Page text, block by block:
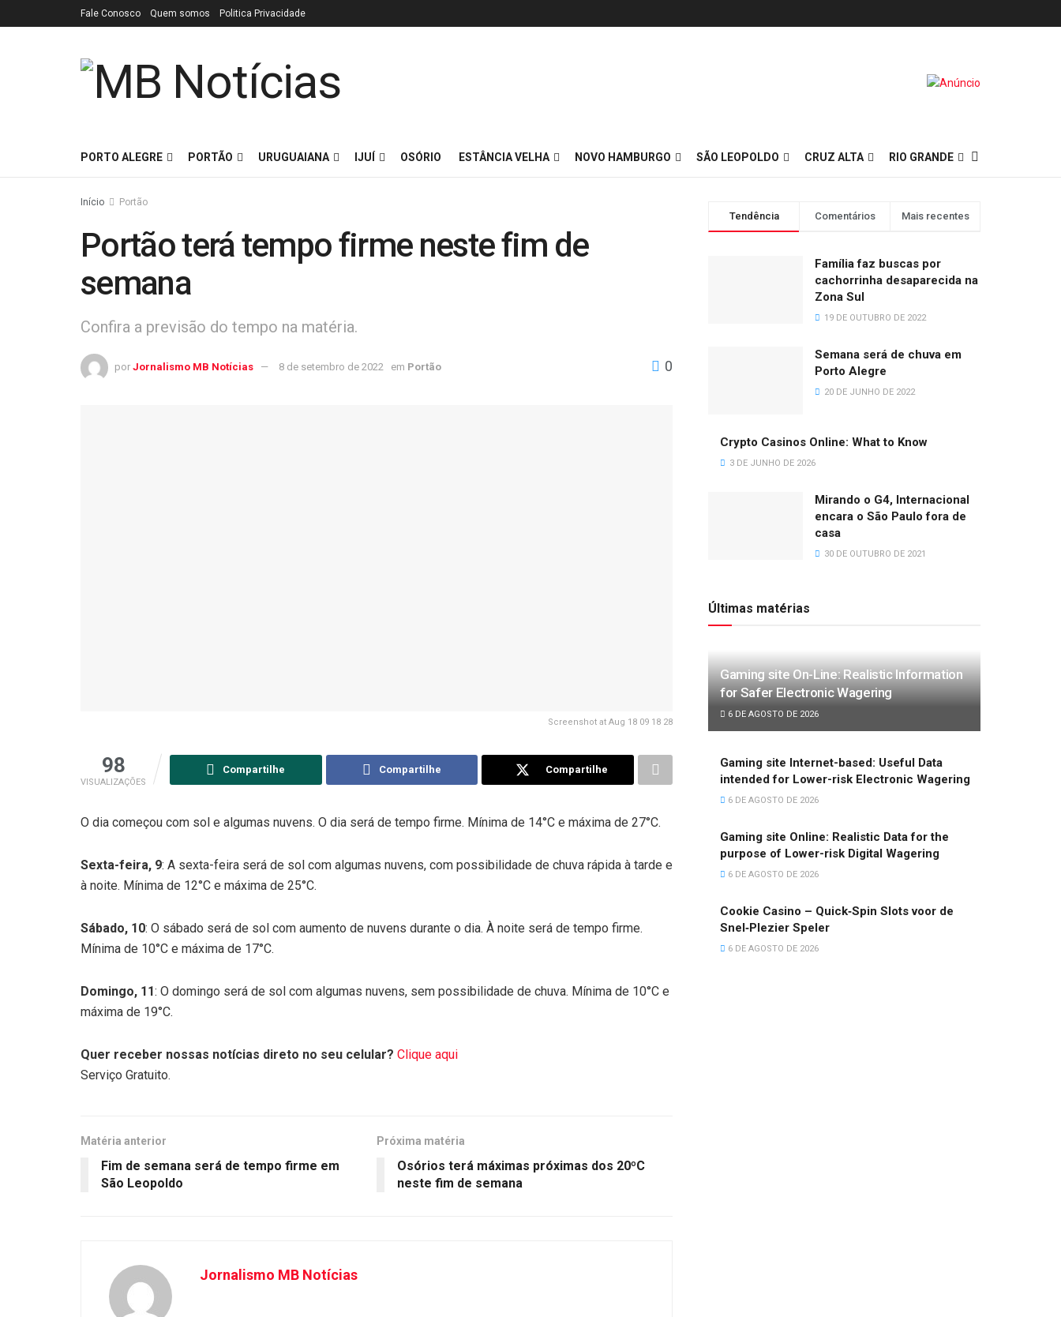
Fale Conosco Quem somos Politica Privacidade
PORTO ALEGRE PORTÃO URUGUAIANA IJUÍ OSÓRIO ESTÂNCIA VELHA NOVO HAMBURGO SÃO LEOPOLDO CRUZ ALTA RIO GRANDE
Início Portão
Portão terá tempo firme neste fim de
semana
Confira a previsão do tempo na matéria.
por Jornalismo MB Notícias 8 de setembro de 2022 em Portão 0
Screenshot at Aug 18 09 18 28
98
VISUALIZAÇÕES
Compartilhe Compartilhe Compartilhe
O dia começou com sol e algumas nuvens. O dia será de tempo firme. Mínima de 14°C e máxima de 27°C.
Sexta-feira, 9: A sexta-feira será de sol com algumas nuvens, com possibilidade de chuva rápida à tarde e
à noite. Mínima de 12°C e máxima de 25°C.
Sábado, 10: O sábado será de sol com aumento de nuvens durante o dia. À noite será de tempo firme.
Mínima de 10°C e máxima de 17°C.
Domingo, 11: O domingo será de sol com algumas nuvens, sem possibilidade de chuva. Mínima de 10°C e
máxima de 19°C.
Quer receber nossas notícias direto no seu celular? Clique aqui
Serviço Gratuito.
Matéria anterior
Fim de semana será de tempo firme em
São Leopoldo
Próxima matéria
Osórios terá máximas próximas dos 20ºC
neste fim de semana
Jornalismo MB Notícias
Tendência Comentários Mais recentes
Família faz buscas por
cachorrinha desaparecida na
Zona Sul
19 DE OUTUBRO DE 2022
Semana será de chuva em
Porto Alegre
20 DE JUNHO DE 2022
Crypto Casinos Online: What to Know
3 DE JUNHO DE 2026
Mirando o G4, Internacional
encara o São Paulo fora de
casa
30 DE OUTUBRO DE 2021
Últimas matérias
Gaming site On-Line: Realistic Information
for Safer Electronic Wagering
6 DE AGOSTO DE 2026
Gaming site Internet-based: Useful Data
intended for Lower-risk Electronic Wagering
6 DE AGOSTO DE 2026
Gaming site Online: Realistic Data for the
purpose of Lower-risk Digital Wagering
6 DE AGOSTO DE 2026
Cookie Casino – Quick‑Spin Slots voor de
Snel‑Plezier Speler
6 DE AGOSTO DE 2026